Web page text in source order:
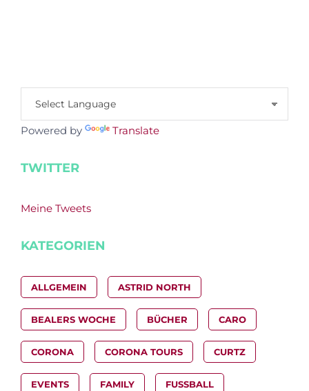
Powered by Translate
TWITTER
Meine Tweets
KATEGORIEN
ALLGEMEIN ASTRID NORTH
BEALERS WOCHE BÜCHER CARO
CORONA CORONA TOURS CURTZ
EVENTS FAMILY FUSSBALL